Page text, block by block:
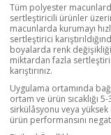
Tüm polyester
sertleştiricili ürünler
macunlarda kurumayı
sertleştirici
boyalarda renk
miktardan fazla
karıştırınız.
Uygulama ortamında
ortam ve ürün sıcaklığı
sirkülâsyonu veya
ürün performansını